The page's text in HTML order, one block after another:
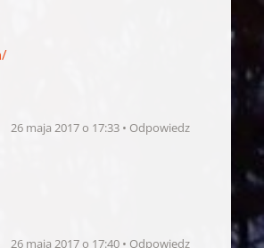
26 maja 2017 o 17:33 Odpowiedz
26 maja 2017 o 17:40 Odpowiedz